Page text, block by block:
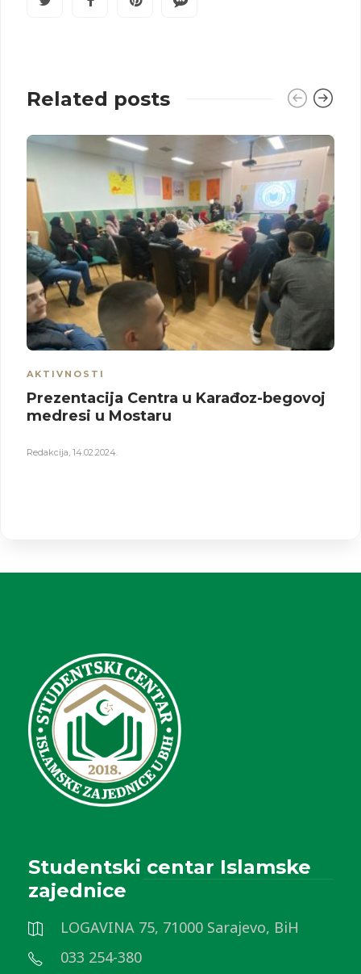
Related posts
AKTIVNOSTI
Prezentacija Centra u Karađoz-begovoj
medresi u Mostaru
Redakcija, 14.02.2024.
Studentski centar Islamske
zajednice
LOGAVINA 75, 71000 Sarajevo, BiH
033 254-380